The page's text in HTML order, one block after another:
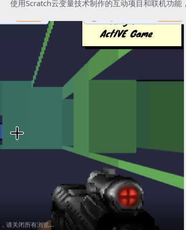
使用Scratch云变量技术制作的互动项目和联机功
请关闭所有浏览...